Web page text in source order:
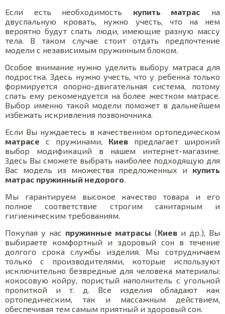
Если есть необходимость купить матрас на
двуспальную кровать, нужно учесть, что на нем
вероятно будут спать люди, имеющие разную массу
тела. В таком случае стоит отдать предпочтение
модели с независимым пружинным блоком.
Особое внимание нужно уделить выбору матраса для
подростка. Здесь нужно учесть, что у ребенка только
формируется опорно-двигательная система, потому
спать ему рекомендуется на более жестком матрасе.
Выбор именно такой модели поможет в дальнейшем
избежать искривления позвоночника.
Если Вы нуждаетесь в качественном ортопедическом
матрасе с пружинами, Киев предлагает широкий
выбор модификаций в нашем интернет-магазине.
Здесь Вы сможете выбрать наиболее подходящую для
Вас модель из множества предложенных и купить
матрас пружинный недорого.
Мы гарантируем высокое качество товара и его
полное соответствие строгим санитарным и
гигиеническим требованиям.
Покупая у нас пружинные матрасы (Киев и др.), Вы
выбираете комфортный и здоровый сон в течение
долгого срока службы изделия. Мы сотрудничаем
только с производителями, которые используют
исключительно безвредные для человека материалы:
кокосовую койру, пористый наполнитель с угольной
пропиткой и т. д. Все изделия обладают как
ортопедическим, так и массажным действием,
обеспечивая тем самым приятный и здоровый сон.